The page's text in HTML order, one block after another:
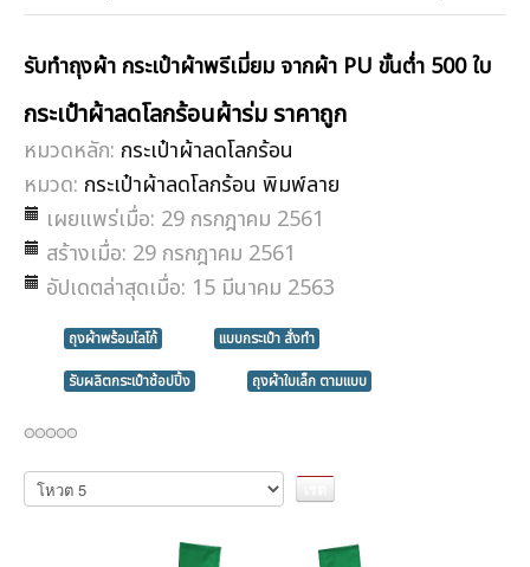
รับทำถุงผ้า กระเป๋าผ้าพรีเมี่ยม จากผ้า PU ขั้นต่ำ 500 ใบ
กระเป๋าผ้าลดโลกร้อนผ้าร่ม ราคาถูก
หมวดหลัก: กระเป๋าผ้าลดโลกร้อน
หมวด: กระเป๋าผ้าลดโลกร้อน พิมพ์ลาย
เผยแพร่เมื่อ: 29 กรกฎาคม 2561
สร้างเมื่อ: 29 กรกฎาคม 2561
อัปเดตล่าสุดเมื่อ: 15 มีนาคม 2563
ถุงผ้าพร้อมโลโก้
แบบกระเป๋า สั่งทำ
รับผลิตกระเป๋าช้อปปิ้ง
ถุงผ้าใบเล็ก ตามแบบ
กรุณา
ให้